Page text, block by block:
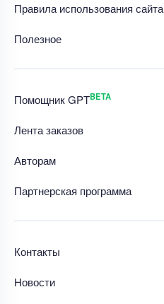
Правила использования сайта
Полезное
Помощник GPTBETA
Лента заказов
Авторам
Партнерская программа
Контакты
Новости